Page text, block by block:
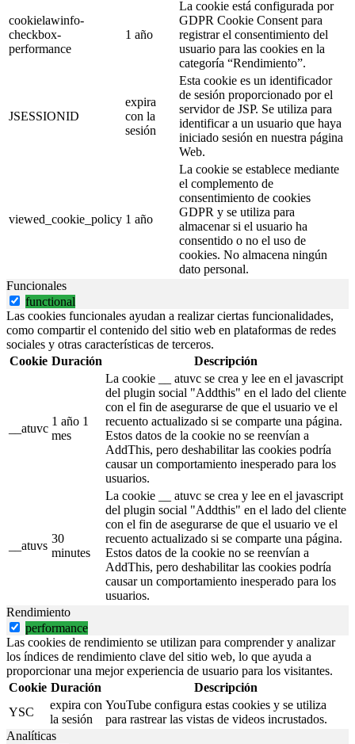
cookielawinfo-
checkbox-
performance
1 año
La cookie está configurada por
GDPR Cookie Consent para
registrar el consentimiento del
usuario para las cookies en la
categoría “Rendimiento”.
JSESSIONID
expira
con la
sesión
Esta cookie es un identificador
de sesión proporcionado por el
servidor de JSP. Se utiliza para
identificar a un usuario que haya
iniciado sesión en nuestra página
Web.
viewed_cookie_policy 1 año
La cookie se establece mediante
el complemento de
consentimiento de cookies
GDPR y se utiliza para
almacenar si el usuario ha
consentido o no el uso de
cookies. No almacena ningún
dato personal.
Funcionales
functional
Las cookies funcionales ayudan a realizar ciertas funcionalidades,
como compartir el contenido del sitio web en plataformas de redes
sociales y otras características de terceros.
Cookie Duración Descripción
__atuvc
1 año 1
mes
La cookie __ atuvc se crea y lee en el javascript
del plugin social "Addthis" en el lado del cliente
con el fin de asegurarse de que el usuario ve el
recuento actualizado si se comparte una página.
Estos datos de la cookie no se reenvían a
AddThis, pero deshabilitar las cookies podría
causar un comportamiento inesperado para los
usuarios.
__atuvs
30
minutes
La cookie __ atuvc se crea y lee en el javascript
del plugin social "Addthis" en el lado del cliente
con el fin de asegurarse de que el usuario ve el
recuento actualizado si se comparte una página.
Estos datos de la cookie no se reenvían a
AddThis, pero deshabilitar las cookies podría
causar un comportamiento inesperado para los
usuarios.
Rendimiento
performance
Las cookies de rendimiento se utilizan para comprender y analizar
los índices de rendimiento clave del sitio web, lo que ayuda a
proporcionar una mejor experiencia de usuario para los visitantes.
Cookie Duración
Descripción
YSC
expira con
la sesión
YouTube configura estas cookies y se utiliza
para rastrear las vistas de videos incrustados.
Analíticas